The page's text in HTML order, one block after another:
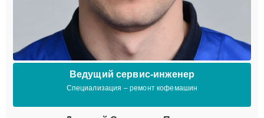
Ведущий сервис-инженер
Специализация – ремонт кофемашин